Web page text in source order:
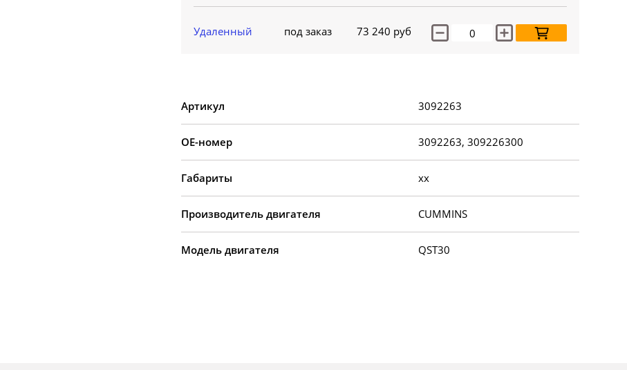
Удаленный под заказ 73 240 руб
Артикул 3092263
OE-номер 3092263, 309226300
Габариты xx
Производитель двигателя CUMMINS
Модель двигателя QST30